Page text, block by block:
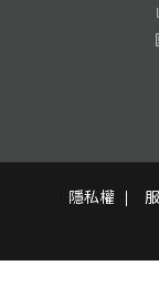
隱私權